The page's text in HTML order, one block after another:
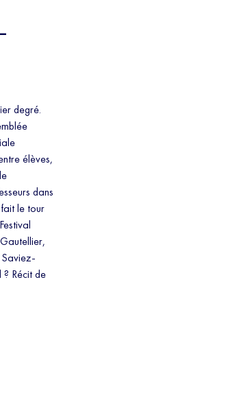
degré.
élèves,
dans
le tour
Récit de